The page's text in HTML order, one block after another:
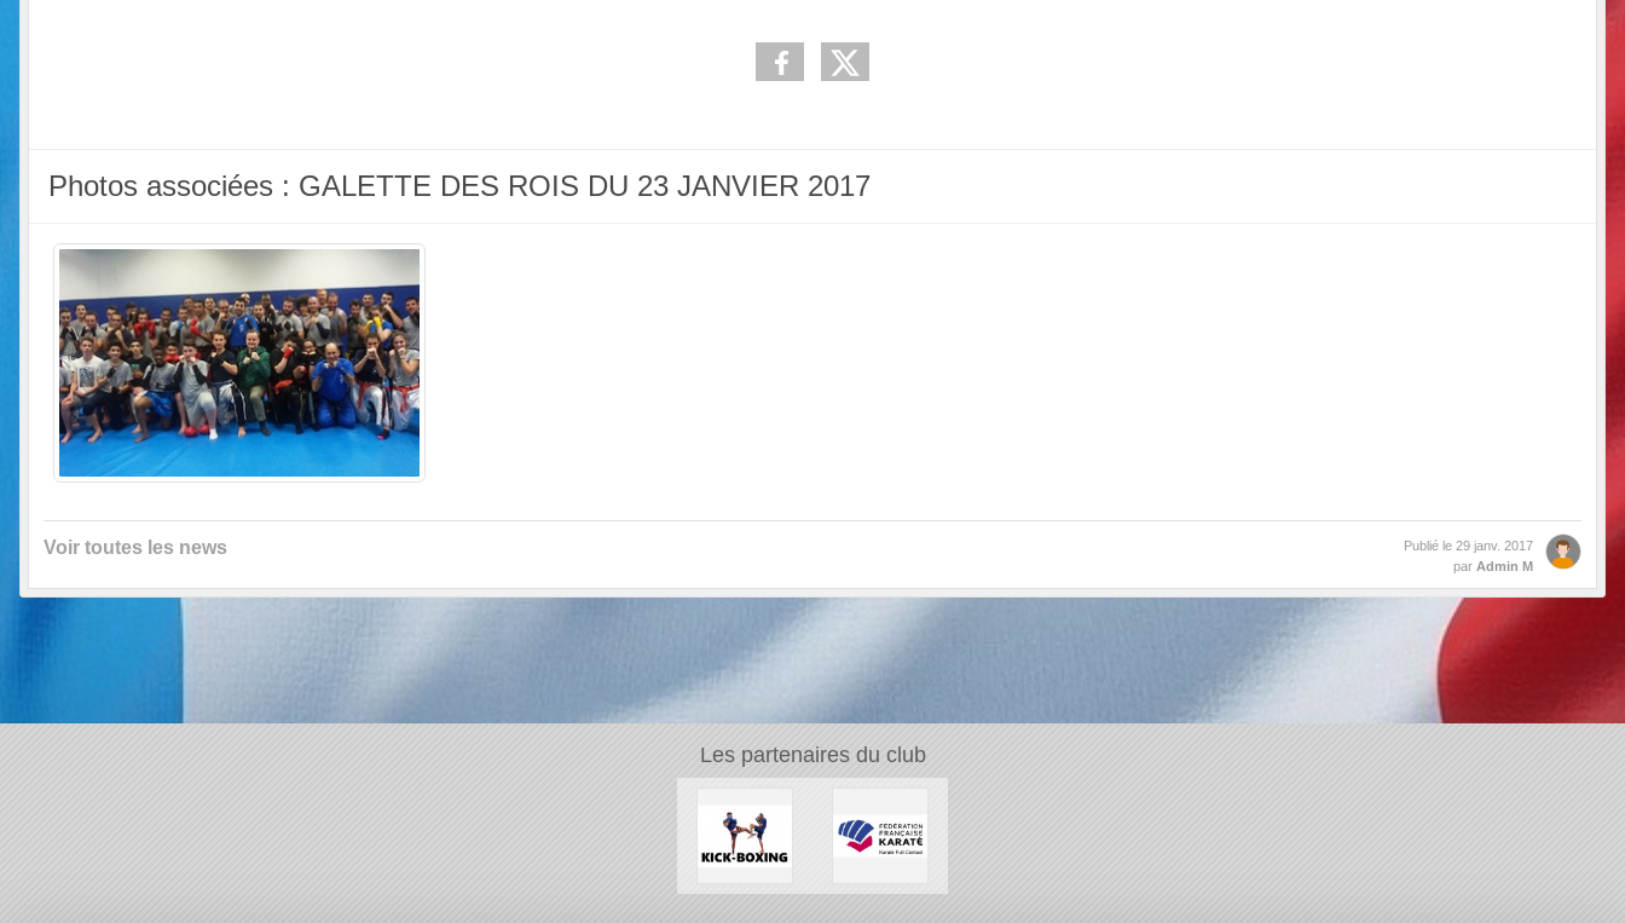
Photos associées : GALETTE DES ROIS DU 23 JANVIER 2017
Voir toutes les news Publié le 29 janv. 2017
par Admin M
Les partenaires du club